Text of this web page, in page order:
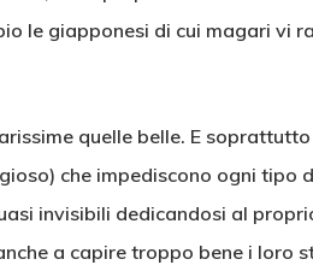
le giapponesi di cui magari vi
quelle belle. E
che impediscono ogni tipo
invisibili dedicandosi al
a capire troppo bene i loro